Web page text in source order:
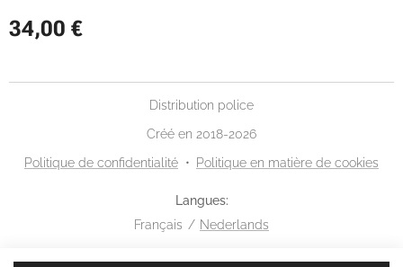
34,00 €
Distribution police
Créé en 2018-2026
Politique de confidentialité
Politique en matière de cookies
Langues
Français
Nederlands